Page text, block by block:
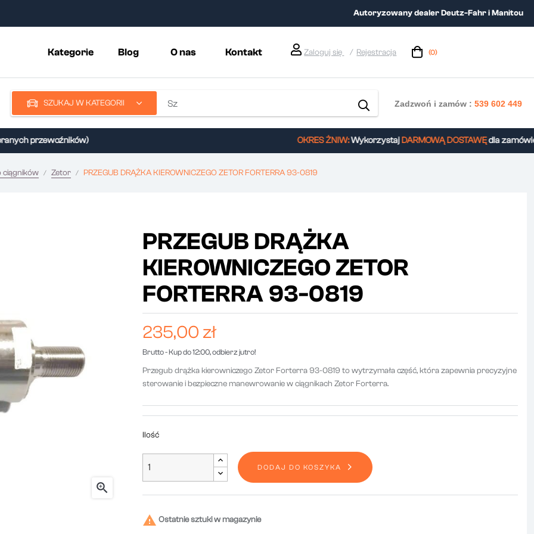
Autoryzowany dealer Deutz-Fahr i Manitou
Kategorie Blog O nas Kontakt Zaloguj się Rejestracja (0)
SZUKAJ W KATEGORII Zadzwoń i zamów :539 602 449
przewoźników) OKRES ŻNIW:WykorzystajDARMOWĄ DOSTAWĘdla zamówień
ciągników Zetor PRZEGUB DRĄŻKA KIEROWNICZEGO ZETOR FORTERRA 93-0819

PRZEGUB DRĄŻKA
KIEROWNICZEGO ZETOR
FORTERRA 93-0819
235,00 zł
Brutto- Kup do 12:00, odbierz jutro!
Przegub drążka kierowniczego Zetor Forterra 93-0819 to wytrzymała część, która zapewnia precyzyjne
sterowanie i bezpieczne manewrowanie w ciągnikach Zetor Forterra.
Ilość
DODAJ DO KOSZYKA
 Ostatnie sztuki w magazynie